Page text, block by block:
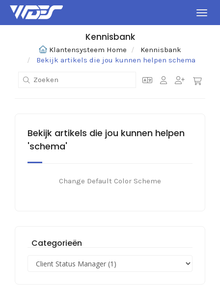
Kennisbank
Klantensysteem Home
Kennisbank
Bekijk artikels die jou kunnen helpen schema
Categorieën
Bekijk artikels die jou kunnen helpen
'schema'
Change Default Color Scheme